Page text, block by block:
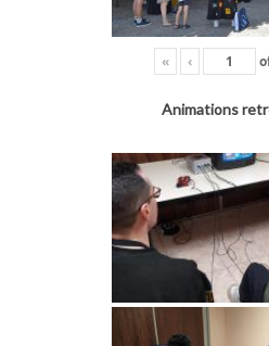
« ‹
Animations